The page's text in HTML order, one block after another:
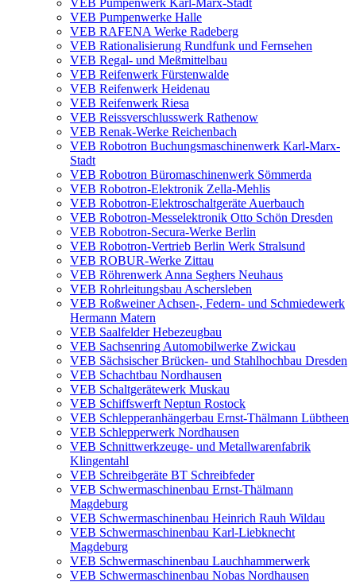
VEB Pumpenwerk Karl-Marx-Stadt
VEB Pumpenwerke Halle
VEB RAFENA Werke Radeberg
VEB Rationalisierung Rundfunk und Fernsehen
VEB Regal- und Meßmittelbau
VEB Reifenwerk Fürstenwalde
VEB Reifenwerk Heidenau
VEB Reifenwerk Riesa
VEB Reissverschlusswerk Rathenow
VEB Renak-Werke Reichenbach
VEB Robotron Buchungsmaschinenwerk Karl-Marx-
Stadt
VEB Robotron Büromaschinenwerk Sömmerda
VEB Robotron-Elektronik Zella-Mehlis
VEB Robotron-Elektroschaltgeräte Auerbauch
VEB Robotron-Messelektronik Otto Schön Dresden
VEB Robotron-Secura-Werke Berlin
VEB Robotron-Vertrieb Berlin Werk Stralsund
VEB ROBUR-Werke Zittau
VEB Röhrenwerk Anna Seghers Neuhaus
VEB Rohrleitungsbau Aschersleben
VEB Roßweiner Achsen-, Federn- und Schmiedewerk
Hermann Matern
VEB Saalfelder Hebezeugbau
VEB Sachsenring Automobilwerke Zwickau
VEB Sächsischer Brücken- und Stahlhochbau Dresden
VEB Schachtbau Nordhausen
VEB Schaltgerätewerk Muskau
VEB Schiffswerft Neptun Rostock
VEB Schlepperanhängerbau Ernst-Thälmann Lübtheen
VEB Schlepperwerk Nordhausen
VEB Schnittwerkzeuge- und Metallwarenfabrik
Klingentahl
VEB Schreibgeräte BT Schreibfeder
VEB Schwermaschinenbau Ernst-Thälmann
Magdeburg
VEB Schwermaschinenbau Heinrich Rauh Wildau
VEB Schwermaschinenbau Karl-Liebknecht
Magdeburg
VEB Schwermaschinenbau Lauchhammerwerk
VEB Schwermaschinenbau Nobas Nordhausen